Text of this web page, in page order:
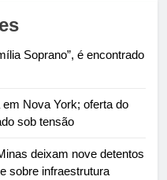
Soprano”, é encontrado
Nova York; oferta do
sob tensão
deixam nove detentos
sobre infraestrutura